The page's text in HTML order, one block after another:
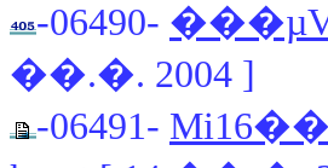
-06490-
��.�. 2004 ]
-06491-